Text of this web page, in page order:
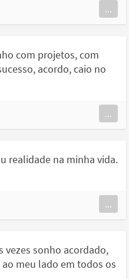
...
com projetos, com
acordo, caio no
...
realidade na minha vida.
...
vezes sonho acordado,
meu lado em todos os